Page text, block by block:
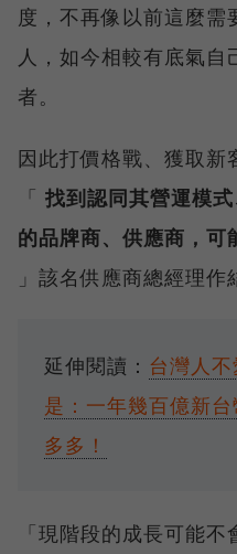
度，不再像以前這麼需
人，如今相較有底氣自
者。
因此打價格戰、獲取新
「 找到認同其營運模
的品牌商、供應商，可
」該名供應商總經理作
延伸閱讀： 台灣人
是：一年幾百億新
多多！
「現階段的成長可能